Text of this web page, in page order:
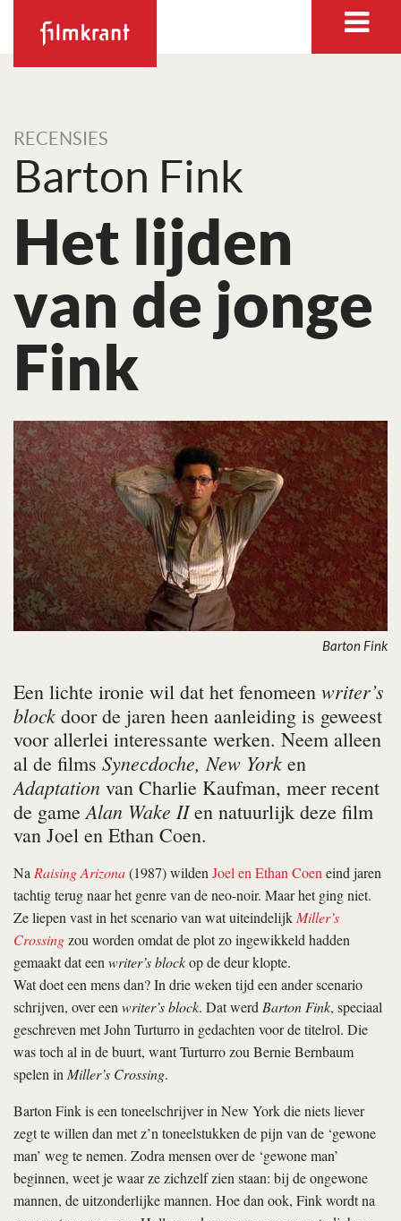
RECENSIES
Barton Fink
Het lijden
van de jonge
Fink
Barton Fink
Een lichte ironie wil dat het fenomeen writer’s
block door de jaren heen aanleiding is geweest
voor allerlei interessante werken. Neem alleen
al de films Synecdoche, New York en
Adaptation van Charlie Kaufman, meer recent
de gameAlan Wake IIen natuurlijk deze film
van Joel en Ethan Coen.
NaRaising Arizona(1987) wildenJoel en Ethan Coeneind jaren
tachtig terug naar het genre van de neo-noir. Maar het ging niet.
Ze liepen vast in het scenario van wat uiteindelijkMiller’s
Crossingzou worden omdat de plot zo ingewikkeld hadden
gemaakt dat eenwriter’s blockop de deur klopte.
Wat doet een mens dan? In drie weken tijd een ander scenario
schrijven, over eenwriter’s block. Dat werdBarton Fink, speciaal
geschreven met John Turturro in gedachten voor de titelrol. Die
was toch al in de buurt, want Turturro zou Bernie Bernbaum
spelen inMiller’s Crossing.
Barton Fink is een toneelschrijver in New York die niets liever
zegt te willen dan met z’n toneelstukken de pijn van de ‘gewone
man’ weg te nemen. Zodra mensen over de ‘gewone man’
beginnen, weet je waar ze zichzelf zien staan: bij de ongewone
mannen, de uitzonderlijke mannen. Hoe dan ook, Fink wordt na